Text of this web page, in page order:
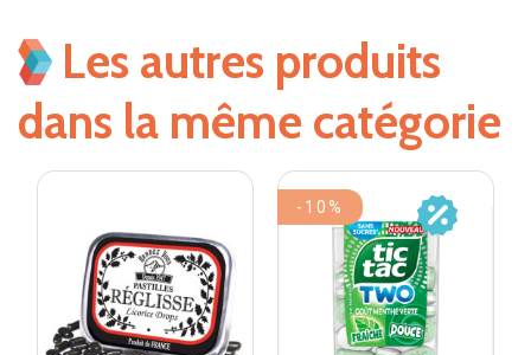
Les autres produits
dans la même catégorie
-10%